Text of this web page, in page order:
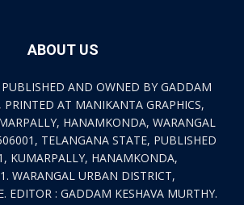
ABOUT US
AND OWNED BY GADDAM
PRINTED AT MANIKANTA GRAPHICS,
HANAMKONDA, WARANGAL
TELANGANA STATE, PUBLISHED
KUMARPALLY, HANAMKONDA,
WARANGAL URBAN DISTRICT,
EDITOR : GADDAM KESHAVA MURTHY.